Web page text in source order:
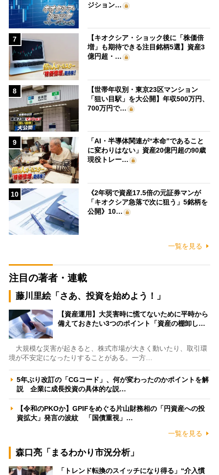
ジション…
7
【キオクシア・ショック後に「株価倍
増」も期待できる注目銘柄5選】資産3
億円超・…
8
【世帯年収別・東京23区マンション
「狙い目駅」を大公開】年収500万円、
700万円で…
9
「AI・半導体関連が“本命”であること
に変わりはない」資産20億円超の90歳
現役トレー…
10
《2年弱で資産17.5倍の元証券マンが
「キオクシア急落で次に狙う」5銘柄を
公開》10…
一覧を見る
注目の著者・連載
藤川里絵「さあ、投資を始めよう！」
【資産運用】大災害時に慌てないために平時から
備えておきたい3つのポイント「資産の棚卸し…
大規模な災害が起きると、株式市場が大きく動いたり、取引環
境が不安定になったりすることがある。一方…
5年ぶり改訂の「CGコード」、何が変わったのかポイントを解
説 企業に成長投資の具体的な説…
【令和のPKOか】GPIFをめぐる片山財務相の「円資産への投
資拡大」発言の波紋 「国債重視」…
一覧を見る
森口亮「まるわかり市況分析」
「トレンド転換のスイッチになり得る」“介入慣